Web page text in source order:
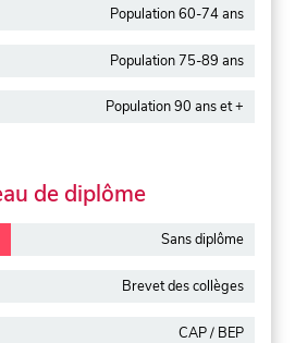
Population 60-74 ans
Population 75-89 ans
Population 90 ans et +
de diplôme
Sans diplôme
Brevet des collèges
CAP / BEP